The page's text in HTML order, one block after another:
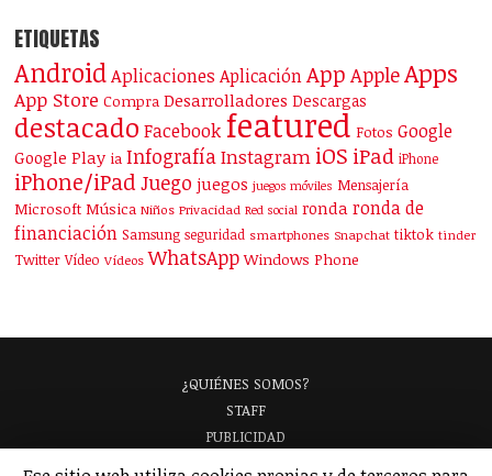
ETIQUETAS
Android Aplicaciones Aplicación App AppleApps
App Store Compra Desarrolladores Descargas
destacado Facebook featured Fotos Google
Google Play ia InfografíaInstagram iOS iPad iPhone
iPhone/iPad Juego juegos juegos móviles Mensajería
Microsoft Música Niños Privacidad Red social ronda ronda de
financiación Samsung seguridad smartphones Snapchat tiktok tinder
Twitter Vídeo Vídeos WhatsApp Windows Phone
¿QUIÉNES SOMOS?
STAFF
PUBLICIDAD